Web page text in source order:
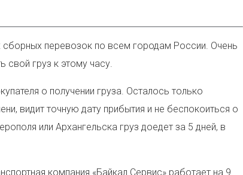
перевозок по всем городам России. Очень
свой груз к этому часу.
о получении груза. Осталось только
видит точную дату прибытия и не беспокоиться о
или Архангельска груз доедет за 5 дней, в
компания «Байкал Сервис» работает на 9